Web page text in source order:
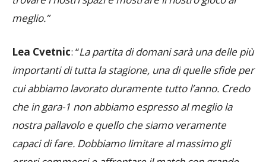
trovare i nostri spazi e mostrare il nostro gioco al
meglio.”
La partita di domani sarà una delle più
importanti di tutta la stagione, una di quelle sfide per
che in gara-1 non abbiamo espresso al meglio la
nostra pallavolo e quello che siamo veramente
capaci di fare. Dobbiamo limitare al massimo gli